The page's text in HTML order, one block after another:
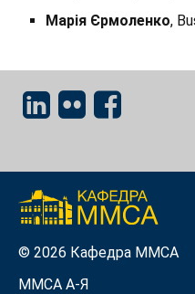
Марія Єрмоленко,
© 2026 Кафедра ММСА
ММСА A-Я